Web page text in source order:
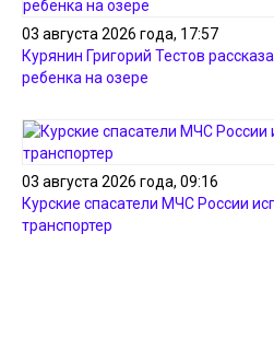
03 августа 2026 года, 17:57
Курянин Григорий Тестов
ребенка на озере
03 августа 2026 года, 09:16
Курские спасатели МЧС России
транспортер